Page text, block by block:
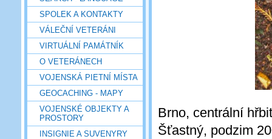
SPOLEK A KONTAKTY
VÁLEČNÍ VETERÁNI
VIRTUÁLNÍ PAMÁTNÍK
O VETERÁNECH
VOJENSKÁ PIETNÍ MÍSTA
GEOCACHING - MAPY
VOJENSKÉ OBJEKTY A
PROSTORY
INSIGNIE A SUVENYRY
Brno, centrální
Šťastný, podzim